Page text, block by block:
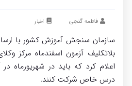
فاطمه گنجی اخبار
سازمان سنجش آموزش کشور با
بلاتکلیف آزمون اسفندماه مرکز
اعلام کرد که باید در شهریورماه
درس خاص شرکت کنند.